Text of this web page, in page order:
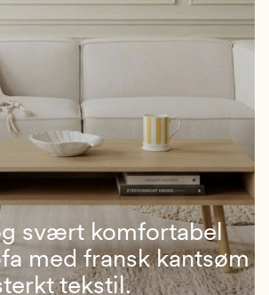
svært komfortabel
med fransk kantsøm
tekstil.